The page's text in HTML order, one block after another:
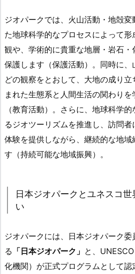
ジオパークでは、火山活動・地殻
た地球科学的なプロセスによって
観や、学術的に貴重な地層・岩石
保護します（保護活動）。同時に
どの観察をとおして、大地の成り
まれた生態系と人間生活の関わり
（教育活動）。さらに、地球科学
るジオツーリズムを推進し、訪問
体験を提供しながら、継続的な地域
す（持続可能な地域振興）。
日本ジオパークとユネスコ
い
ジオパークには、日本ジオパーク
る 「日本ジオパーク」 と、
化機関）が正式プログラムとして認